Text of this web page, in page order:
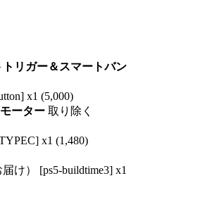
リガー＆スマートバン
x1 (5,000)
ーター 取り除く
x1 (1,480)
け） [ps5-buildtime3] x1